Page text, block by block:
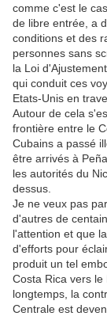
comme c'est le
de libre entrée, a
conditions et des
personnes sans
la Loi
qui conduit ces
Etats-Unis en
Autour de cela
frontière entre le
Cubains a passé
être arrivés à
les autorités du
dessus.
Je ne veux pas
d'autres de
l'attention et que
d'efforts pour
produit un tel
Costa Rica vers
longtemps, la
Centrale est